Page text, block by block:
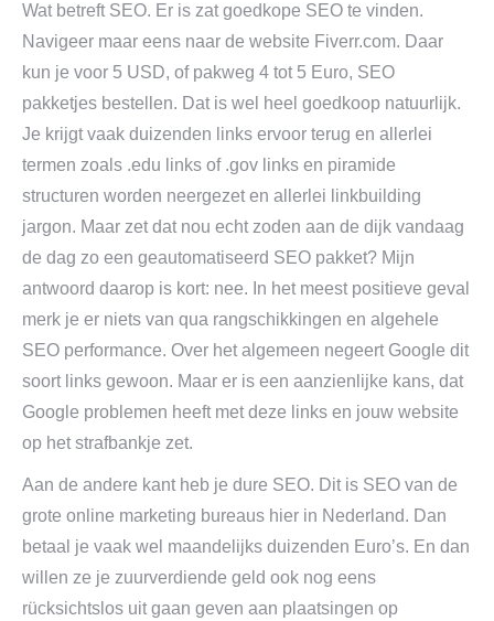
Wat betreft SEO. Er is zat goedkope SEO te vinden.
Navigeer maar eens naar de website Fiverr.com. Daar
kun je voor 5 USD, of pakweg 4 tot 5 Euro, SEO
pakketjes bestellen. Dat is wel heel goedkoop natuurlijk.
Je krijgt vaak duizenden links ervoor terug en allerlei
termen zoals .edu links of .gov links en piramide
structuren worden neergezet en allerlei linkbuilding
jargon. Maar zet dat nou echt zoden aan de dijk vandaag
de dag zo een geautomatiseerd SEO pakket? Mijn
antwoord daarop is kort: nee. In het meest positieve geval
merk je er niets van qua rangschikkingen en algehele
SEO performance. Over het algemeen negeert Google dit
soort links gewoon. Maar er is een aanzienlijke kans, dat
Google problemen heeft met deze links en jouw website
op het strafbankje zet.
Aan de andere kant heb je dure SEO. Dit is SEO van de
grote online marketing bureaus hier in Nederland. Dan
betaal je vaak wel maandelijks duizenden Euro’s. En dan
willen ze je zuurverdiende geld ook nog eens
rücksichtslos uit gaan geven aan plaatsingen op